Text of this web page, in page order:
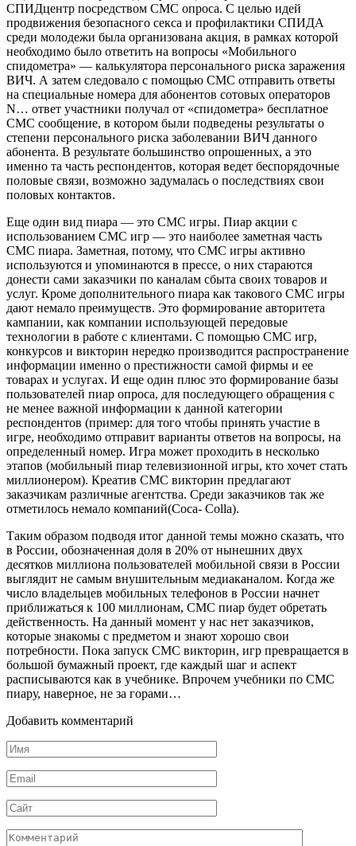
СПИДцентр посредством CMC опроса. С целью идей
продвижения безопасного секса и профилактики СПИДА
среди молодежи была организована акция, в рамках которой
необходимо было ответить на вопросы «Мобильного
спидометра» — калькулятора персонального риска заражения
ВИЧ. А затем следовало с помощью CMC отправить ответы
на специальные номера для абонентов сотовых операторов
N… ответ участники получал от «спидометра» бесплатное
CMC сообщение, в котором были подведены результаты о
степени персонального риска заболевании ВИЧ данного
абонента. В результате большинство опрошенных, а это
именно та часть респондентов, которая ведет беспорядочные
половые связи, возможно задумалась о последствиях свои
половых контактов.
Еще один вид пиара — это CMC игры. Пиар акции с
использованием CMC игр — это наиболее заметная часть
CMC пиара. Заметная, потому, что CMC игры активно
используются и упоминаются в прессе, о них стараются
донести сами заказчики по каналам сбыта своих товаров и
услуг. Кроме дополнительного пиара как такового CMC игры
дают немало преимуществ. Это формирование авторитета
кампании, как компании использующей передовые
технологии в работе с клиентами. С помощью CMC игр,
конкурсов и викторин нередко производится распространение
информации именно о престижности самой фирмы и ее
товарах и услугах. И еще один плюс это формирование базы
пользователей пиар опроса, для последующего обращения с
не менее важной информации к данной категории
респондентов (пример: для того чтобы принять участие в
игре, необходимо отправит варианты ответов на вопросы, на
определенный номер. Игра может проходить в несколько
этапов (мобильный пиар телевизионной игры, кто хочет стать
миллионером). Креатив CMC викторин предлагают
заказчикам различные агентства. Среди заказчиков так же
отметилось немало компаний(Соса- Colla).
Таким образом подводя итог данной темы можно сказать, что
в России, обозначенная доля в 20% от нынешних двух
десятков миллиона пользователей мобильной связи в России
выглядит не самым внушительным медиаканалом. Когда же
число владельцев мобильных телефонов в России начнет
приближаться к 100 миллионам, CMC пиар будет обретать
действенность. На данный момент у нас нет заказчиков,
которые знакомы с предметом и знают хорошо свои
потребности. Пока запуск CMC викторин, игр превращается в
большой бумажный проект, где каждый шаг и аспект
расписываются как в учебнике. Впрочем учебники по CMC
пиару, наверное, не за горами…
Добавить комментарий
Имя
*
Email
*
Сайт
Комментарий